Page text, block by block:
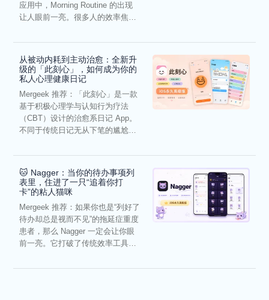
应用中，Morning Routine 的出现
让人眼前一亮。很多人的效率焦
从被动内耗到主动治愈：全新升
级的「此刻心」，如何成为你的
私人心理健康日记
Mergeek 推荐：「此刻心」是一款
基于积极心理学与认知行为疗法
（CBT）设计的治愈系日记 App。
不同于传统日记无从下笔的尴尬，
🐱 Nagger：当你的待办事项列
表里，住进了一只“追着你打
卡”的粘人猫咪
Mergeek 推荐：如果你也是“列好了
待办却总是视而不见”的拖延症重度
患者，那么 Nagger 一定会让你眼
前一亮。它打破了传统效率工具冰